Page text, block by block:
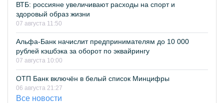
ВТБ: россияне увеличивают расходы на спорт и
здоровый образ жизни
07 августа 11:50
Альфа-Банк начислит предпринимателям до 10 000
рублей кэшбэка за оборот по эквайрингу
07 августа 10:00
ОТП Банк включён в белый список Минцифры
06 августа 21:27
Все новости